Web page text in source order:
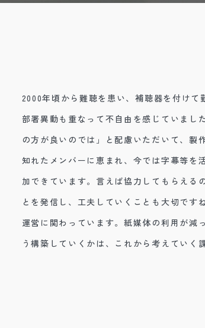
2000年頃から難聴を患い、補聴器を付けて
部署異動も重なって不自由を感じていまし
の方が良いのでは」と配慮いただいて、製
知れたメンバーに恵まれ、今では字幕等を
加できています。言えば協力してもらえる
とを発信し、工夫していくことも大切です
運営に関わっています。紙媒体の利用が減
う構築していくかは、これから考えていく